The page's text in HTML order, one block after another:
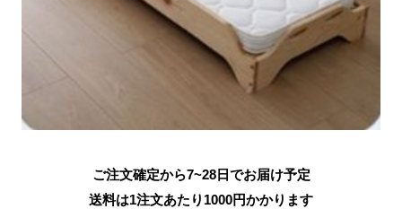
ご注文確定から7~28日でお届け予定
送料は1注文あたり 1000円かかります